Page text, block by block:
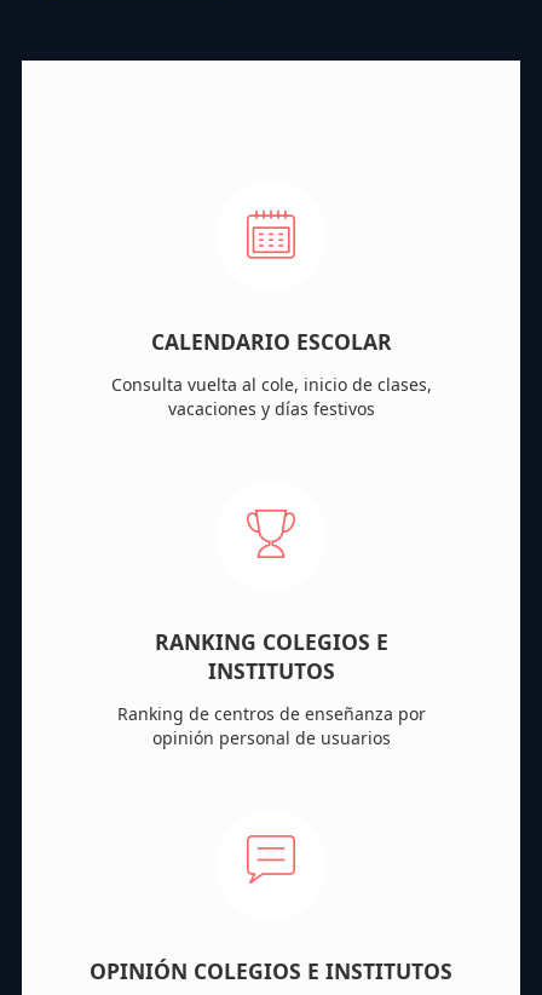
CALENDARIO ESCOLAR
Consulta vuelta al cole, inicio de clases,
vacaciones y días festivos
RANKING COLEGIOS E
INSTITUTOS
Ranking de centros de enseñanza por
opinión personal de usuarios
OPINIÓN COLEGIOS E INSTITUTOS